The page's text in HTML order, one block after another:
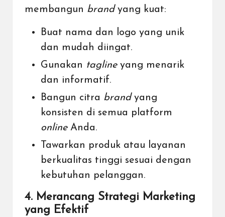
membangun brand yang kuat:
Buat nama dan logo yang unik
dan mudah diingat.
Gunakan taglineyang menarik
dan informatif.
Bangun citra brandyang
konsisten di semua platform
onlineAnda.
Tawarkan produk atau layanan
berkualitas tinggi sesuai dengan
kebutuhan pelanggan.
4. Merancang Strategi Marketing
yang Efektif